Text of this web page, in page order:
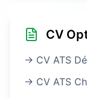
CV
→ CV ATS
→ CV ATS